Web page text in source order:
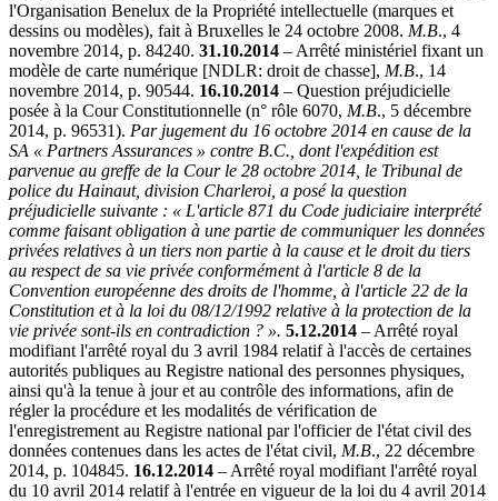
l'Organisation Benelux de la Propriété intellectuelle (marques et
dessins ou modèles), fait à Bruxelles le 24 octobre 2008. M.B., 4
novembre 2014, p. 84240. 31.10.2014 – Arrêté ministériel fixant un
modèle de carte numérique [NDLR: droit de chasse], M.B., 14
novembre 2014, p. 90544. 16.10.2014 – Question préjudicielle
posée à la Cour Constitutionnelle (n° rôle 6070, M.B., 5 décembre
2014, p. 96531). Par jugement du 16 octobre 2014 en cause de la
SA « Partners Assurances » contre B.C., dont l'expédition est
parvenue au greffe de la Cour le 28 octobre 2014, le Tribunal de
police du Hainaut, division Charleroi, a posé la question
préjudicielle suivante : « L'article 871 du Code judiciaire interprété
comme faisant obligation à une partie de communiquer les données
privées relatives à un tiers non partie à la cause et le droit du tiers
au respect de sa vie privée conformément à l'article 8 de la
Convention européenne des droits de l'homme, à l'article 22 de la
Constitution et à la loi du 08/12/1992 relative à la protection de la
vie privée sont-ils en contradiction ? ». 5.12.2014 – Arrêté royal
modifiant l'arrêté royal du 3 avril 1984 relatif à l'accès de certaines
autorités publiques au Registre national des personnes physiques,
ainsi qu'à la tenue à jour et au contrôle des informations, afin de
régler la procédure et les modalités de vérification de
l'enregistrement au Registre national par l'officier de l'état civil des
données contenues dans les actes de l'état civil, M.B., 22 décembre
2014, p. 104845. 16.12.2014 – Arrêté royal modifiant l'arrêté royal
du 10 avril 2014 relatif à l'entrée en vigueur de la loi du 4 avril 2014